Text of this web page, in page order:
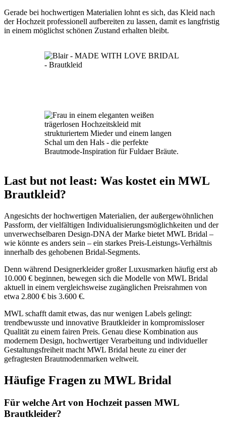
Gerade bei hochwertigen Materialien lohnt es sich, das Kleid nach
der Hochzeit professionell aufbereiten zu lassen, damit es langfristig
in einem möglichst schönen Zustand erhalten bleibt.
Last but not least: Was kostet ein MWL
Brautkleid?
Angesichts der hochwertigen Materialien, der außergewöhnlichen
Passform, der vielfältigen Individualisierungsmöglichkeiten und der
unverwechselbaren Design-DNA der Marke bietet MWL Bridal –
wie könnte es anders sein – ein starkes Preis-Leistungs-Verhältnis
innerhalb des gehobenen Bridal-Segments.
Denn während Designerkleider großer Luxusmarken häufig erst ab
10.000 € beginnen, bewegen sich die Modelle von MWL Bridal
aktuell in einem vergleichsweise zugänglichen Preisrahmen von
etwa 2.800 € bis 3.600 €.
MWL schafft damit etwas, das nur wenigen Labels gelingt:
trendbewusste und innovative Brautkleider in kompromissloser
Qualität zu einem fairen Preis. Genau diese Kombination aus
modernem Design, hochwertiger Verarbeitung und individueller
Gestaltungsfreiheit macht MWL Bridal heute zu einer der
gefragtesten Brautmodenmarken weltweit.
Häufige Fragen zu MWL Bridal
Für welche Art von Hochzeit passen MWL
Brautkleider?